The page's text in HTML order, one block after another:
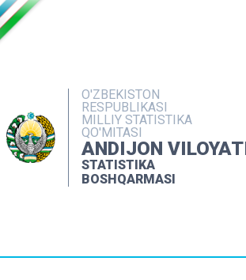
O'ZBEKISTON
RESPUBLIKASI
MILLIY STATISTIKA
QO'MITASI
ANDIJON
STATISTIKA
BOSHQARMASI
NASHRLAR
INTERAKTIV XIZMATLAR
MATBUOT XIZMATI
MUROJAATLAR